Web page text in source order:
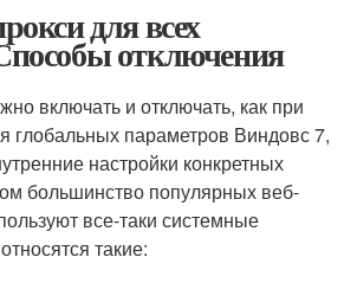
для всех
отключения
включать и отключать, как при
глобальных параметров Виндовс 7,
настройки конкретных
большинство популярных веб-
все-таки системные
такие: